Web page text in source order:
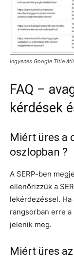
Ingyenes Google Title
FAQ –
kérdések
Miért üres a
oszlopban ?
A SERP-ben
ellenőrizzük a
lekérdezéssel. Ha
rangsorban erre
jelenik meg.
Miért üres